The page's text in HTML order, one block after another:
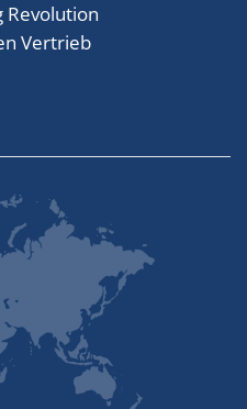
Revolution
Vertrieb